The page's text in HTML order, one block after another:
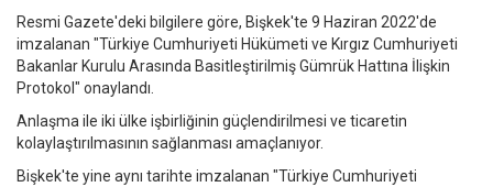
Resmi Gazete'deki bilgilere göre, Bişkek'te 9 Haziran 2022'de
imzalanan "Türkiye Cumhuriyeti Hükümeti ve Kırgız Cumhuriyeti
Bakanlar Kurulu Arasında Basitleştirilmiş Gümrük Hattına İlişkin
Protokol" onaylandı.
Anlaşma ile iki ülke işbirliğinin güçlendirilmesi ve ticaretin
kolaylaştırılmasının sağlanması amaçlanıyor.
Bişkek'te yine aynı tarihte imzalanan "Türkiye Cumhuriyeti